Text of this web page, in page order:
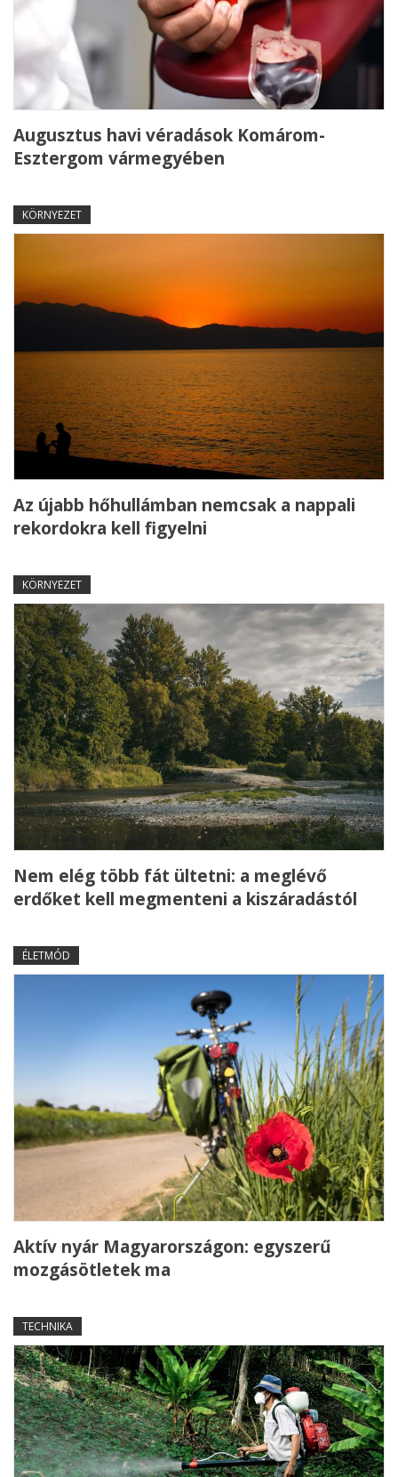
Augusztus havi véradások Komárom-
Esztergom vármegyében
KÖRNYEZET
Az újabb hőhullámban nemcsak a nappali
rekordokra kell figyelni
KÖRNYEZET
Nem elég több fát ültetni: a meglévő
erdőket kell megmenteni a kiszáradástól
ÉLETMÓD
Aktív nyár Magyarországon: egyszerű
mozgásötletek ma
TECHNIKA